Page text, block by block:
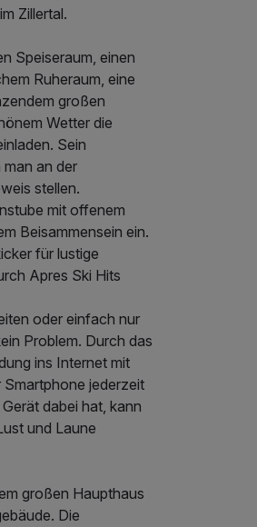
Zillertal.
Speiseraum, einen
Ruheraum, eine
großen
Wetter die
Sein
man an der
stellen.
mit offenem
Beisammensein ein.
für lustige
Apres Ski Hits
oder einfach nur
Problem. Durch das
ins Internet mit
jederzeit
dabei hat, kann
und Laune
großen Haupthaus
Die